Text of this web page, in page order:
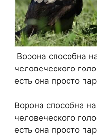
Ворона способна
человеческого
есть она просто
Ворона способна
человеческого
есть она просто